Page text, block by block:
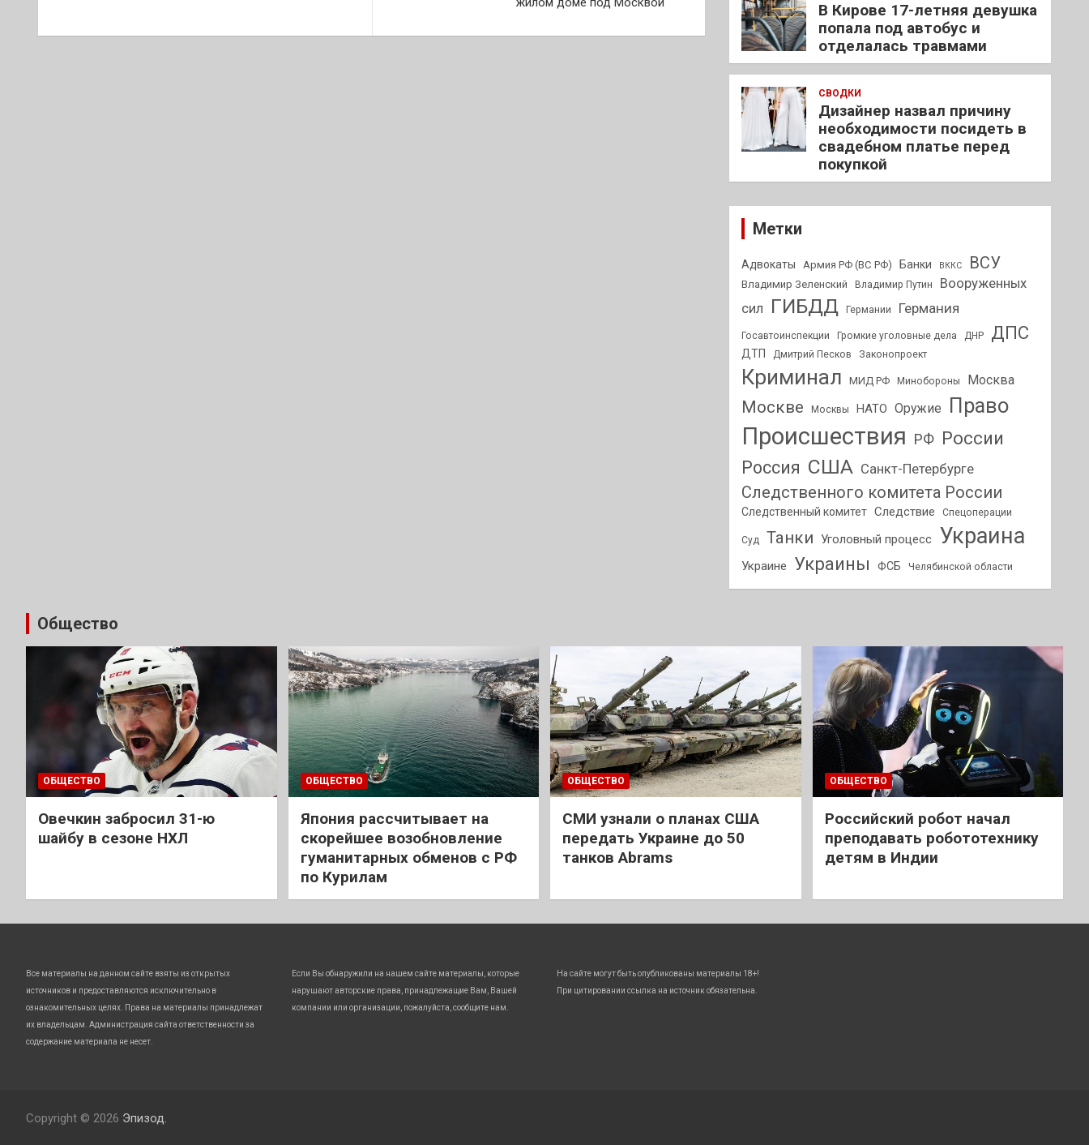
записям
В Кирове 17-летняя девушка
попала под автобус и
отделалась травмами
СВОДКИ
Дизайнер назвал причину
необходимости посидеть в
свадебном платье перед
покупкой
Метки
Адвокаты Армия РФ (ВС РФ) Банки ВККС ВСУ
Владимир Зеленский Владимир Путин
Вооруженных
сил
ГИБДД Германии Германия
Госавтоинспекции Громкие уголовные дела ДНР ДПС
ДТП Дмитрий Песков Законопроект
Криминал МИД РФ Минобороны Москва
Москве Москвы НАТО Оружие Право
Происшествия РФ России
Россия США Санкт-Петербурге
Следственного комитета России
Следственный комитет Следствие Спецоперации
Суд Танки Уголовный процесс Украина
Украине Украины ФСБ Челябинской области
Общество
ОБЩЕСТВО
Овечкин забросил 31-ю
шайбу в сезоне НХЛ
ОБЩЕСТВО
Япония рассчитывает на
скорейшее возобновление
гуманитарных обменов с РФ
по Курилам
ОБЩЕСТВО
СМИ узнали о планах США
передать Украине до 50
танков Abrams
ОБЩЕСТВО
Российский робот начал
преподавать робототехнику
детям в Индии
Все материалы на данном сайте взяты из открытых
источников и предоставляются исключительно в
ознакомительных целях. Права на материалы принадлежат
их владельцам. Администрация сайта ответственности за
содержание материала не несет.
Если Вы обнаружили на нашем сайте материалы, которые
нарушают авторские права, принадлежащие Вам, Вашей
компании или организации, пожалуйста, сообщите нам.
На сайте могут быть опубликованы материалы 18+!
При цитировании ссылка на источник обязательна.
Copyright © 2026 Эпизод.